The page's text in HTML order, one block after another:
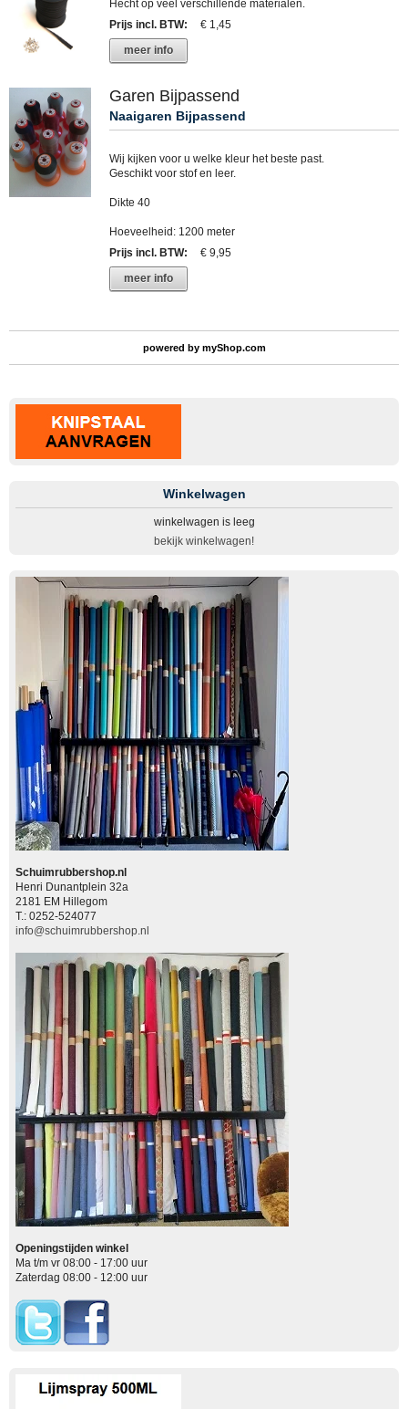
Hecht op veel verschillende materialen.
Prijs incl. BTW:
€ 1,45
meer info
Garen Bijpassend
Naaigaren Bijpassend
Wij kijken voor u welke kleur het beste past.
Geschikt voor stof en leer.
Dikte 40
Hoeveelheid: 1200 meter
Prijs incl. BTW:
€ 9,95
meer info
powered by myShop.com
Winkelwagen
winkelwagen is leeg
bekijk winkelwagen!
Schuimrubbershop.nl
Henri Dunantplein 32a
2181 EM Hillegom
T.: 0252-524077
info@schuimrubbershop.nl
Openingstijden winkel
Ma t/m vr 08:00 - 17:00 uur
Zaterdag 08:00 - 12:00 uur